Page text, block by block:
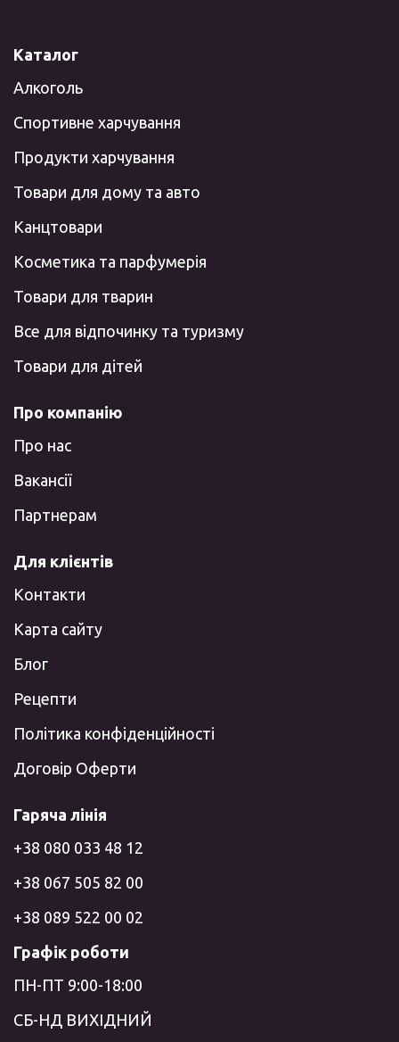
Каталог
Алкоголь
Спортивне харчування
Продукти харчування
Товари для дому та авто
Канцтовари
Косметика та парфумерія
Товари для тварин
Все для відпочинку та туризму
Товари для дітей
Про компанію
Про нас
Вакансії
Партнерам
Для клієнтів
Контакти
Карта сайту
Блог
Рецепти
Політика конфіденційності
Договір Оферти
Гаряча лінія
+38 080 033 48 12
+38 067 505 82 00
+38 089 522 00 02
Графік роботи
ПН-ПТ 9:00-18:00
СБ-НД ВИХІДНИЙ